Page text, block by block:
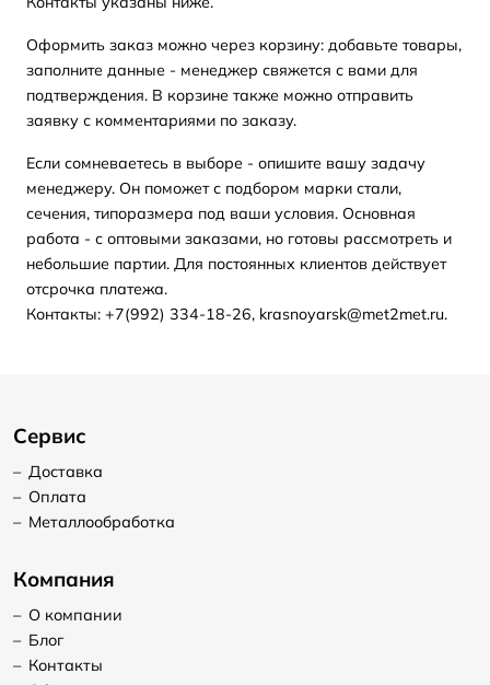
Оформить заказ можно через корзину: добавьте товары,
заполните данные - менеджер свяжется с вами для
подтверждения. В корзине также можно отправить
заявку с комментариями по заказу.
Если сомневаетесь в выборе - опишите вашу задачу
менеджеру. Он поможет с подбором марки стали,
сечения, типоразмера под ваши условия. Основная
работа - с оптовыми заказами, но готовы рассмотреть и
небольшие партии. Для постоянных клиентов действует
отсрочка платежа.
Контакты: +7(992) 334-18-26, krasnoyarsk@met2met.ru.
Сервис
– Доставка
– Оплата
– Металлообработка
Компания
– О компании
– Блог
– Контакты